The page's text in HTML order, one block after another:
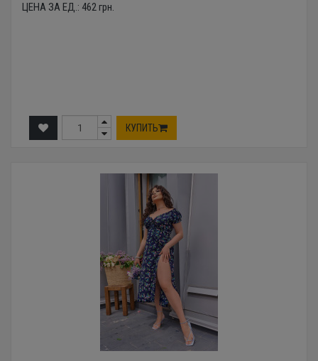
ЦЕНА ЗА ЕД.: 462грн.
КУПИТЬ